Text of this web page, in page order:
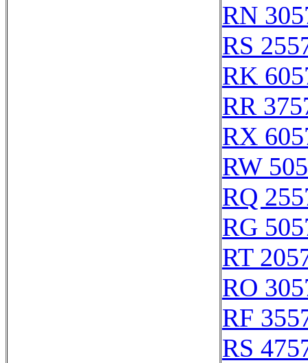
RN
RS
RK
RR
RX
RW
RQ
RG
RT
RO
RF
RS